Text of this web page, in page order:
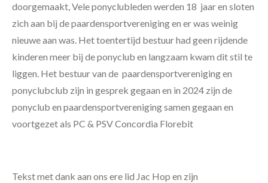
doorgemaakt, Vele ponyclubleden werden 18 jaar en sloten
zich aan bij de paardensportvereniging en er was weinig
nieuwe aan was. Het toentertijd bestuur had geen rijdende
kinderen meer bij de ponyclub en langzaam kwam dit stil te
liggen. Het bestuur van de paardensportvereniging en
ponyclubclub zijn in gesprek gegaan en in 2024 zijn de
ponyclub en paardensportvereniging samen gegaan en
voortgezet als PC & PSV Concordia Florebit
Tekst met dank aan ons ere lid Jac Hop en zijn